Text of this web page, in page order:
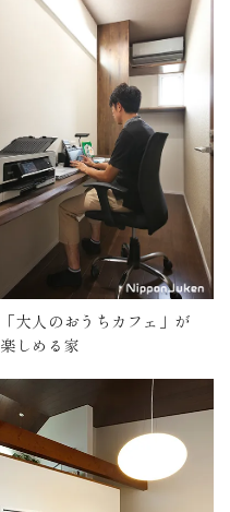
「大人のおうちカフェ」が
楽しめる家